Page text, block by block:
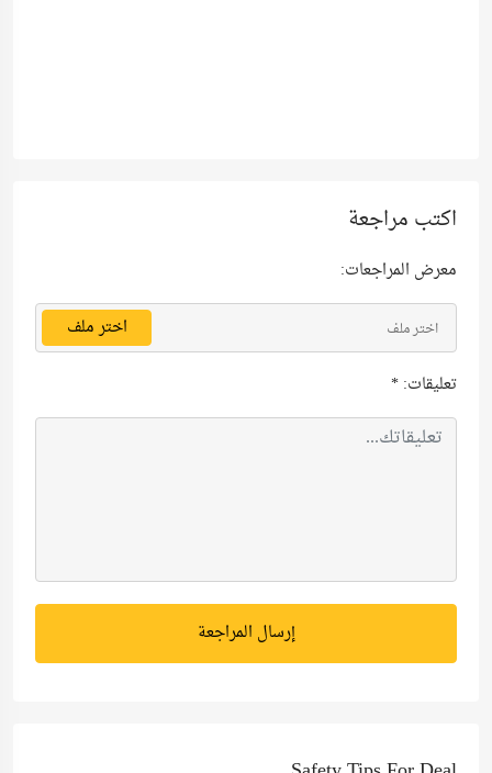
اكتب مراجعة
معرض المراجعات:
اختر ملف
اختر ملف
تعليقات:*
إرسال المراجعة